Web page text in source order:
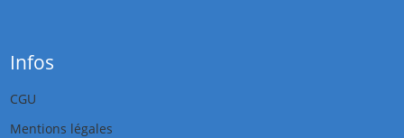
Infos
CGU
Mentions légales